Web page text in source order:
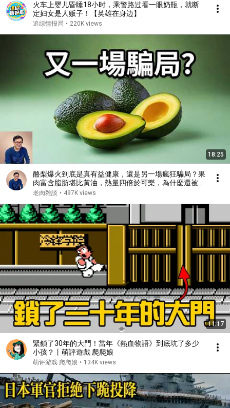
火车上婴儿昏睡18小时，乘警路过看一眼奶瓶，就断
定妇女是人贩子！【英雄在身边】
追综情报局 • 220K views
18:25
酪梨爆火到底是真有益健康，還是另一場瘋狂騙局？果
肉富含脂肪堪比黃油，熱量四倍於可樂，為什麼還被營
養學家推崇？【老肉雜談】#水果 #知識 #美食 #健康
老肉雜談 • 497K views
11:17
緊鎖了30年的大門！當年《熱血物語》到底坑了多少
小孩？丨萌評遊戲 爬爬娘
萌评游戏 爬爬娘 • 134K views